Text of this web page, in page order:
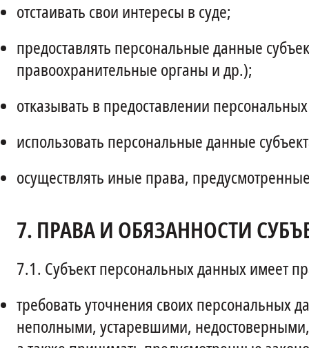
отстаивать свои интересы в суде;
предоставлять персональные данные
правоохранительные органы и др.);
отказывать в предоставлении
использовать персональные данные
осуществлять иные права,
7.ПРАВА И ОБЯЗАННОСТИ
7.1. Субъект персональных данных имеет
требовать уточнения своих персональных
неполными, устаревшими,